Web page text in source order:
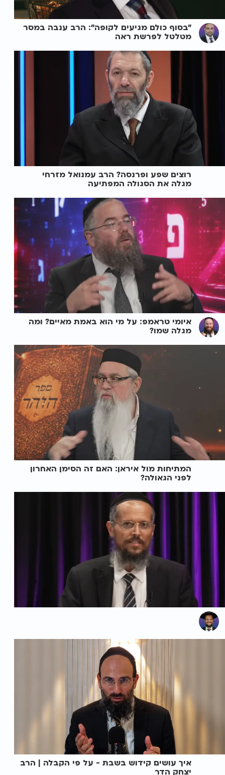
"בסוף כולם מגיעים לקופה": הרב ענבה במסר
מטלטל לפרשת ראה
רוצים שפע ופרנסה? הרב עמנואל מזרחי
מגלה את הסגולה המפתיעה
איומי טראמפ: על מי הוא באמת מאיים? ומה
מגלה שמו?
המתיחות מול איראן: האם זה הסימן האחרון
לפני הגאולה?
איך עושים קידוש בשבת - על פי הקבלה | הרב
יצחק הדר